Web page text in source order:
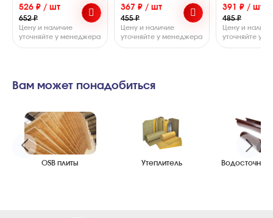
526 ₽ / шт
652 ₽
Цену и наличие
уточняйте у менеджера
367 ₽ / шт
455 ₽
Цену и наличие
уточняйте у менеджера
391 ₽ / шт
485 ₽
Цену и
уточняйте у
Вам может понадобиться
OSB плиты Утеплитель